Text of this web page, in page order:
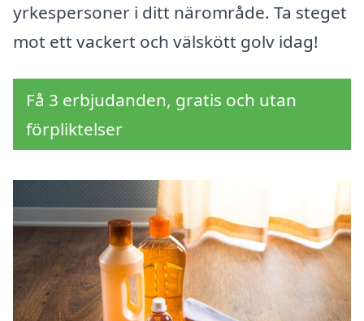
yrkespersoner i ditt närområde. Ta steget
mot ett vackert och välskött golv idag!
Få 3 erbjudanden, gratis och utan
förpliktelser